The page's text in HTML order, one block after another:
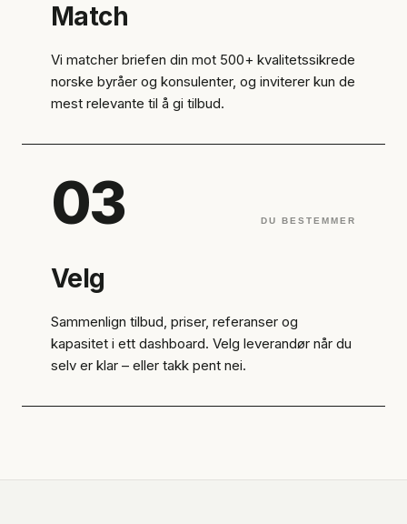
Match
Vi matcher briefen din mot 500+ kvalitetssikrede
norske byråer og konsulenter, og inviterer kun de
mest relevante til å gi tilbud.
03 DU BESTEMMER
Velg
Sammenlign tilbud, priser, referanser og
kapasitet i ett dashboard. Velg leverandør når du
selv er klar – eller takk pent nei.